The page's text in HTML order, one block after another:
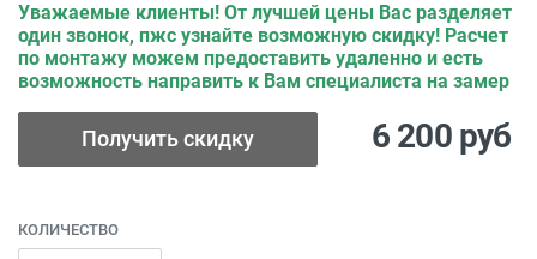
Уважаемые клиенты! От лучшей цены Вас разделяет
один звонок, пжс узнайте возможную скидку! Расчет
по монтажу можем предоставить удаленно и есть
возможность направить к Вам специалиста на замер
6 200руб
КОЛИЧЕСТВО